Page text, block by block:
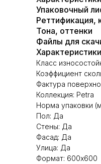
Упаковочный
Реттификация,
Тона, оттенки
Файлы для
Характеристики
Класс
Коэффициент
Фактура
Коллекция: Petra
Норма упаковки
Пол: Да
Стены: Да
Фасад: Да
Улица: Да
Формат: 600х600